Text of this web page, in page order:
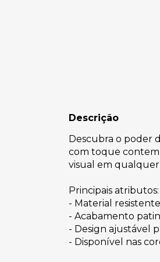
Descrição
Descubra o poder
com toque
visual em qualquer
Principais atributos:
- Material
- Acabamento
- Design ajustável
- Disponível nas